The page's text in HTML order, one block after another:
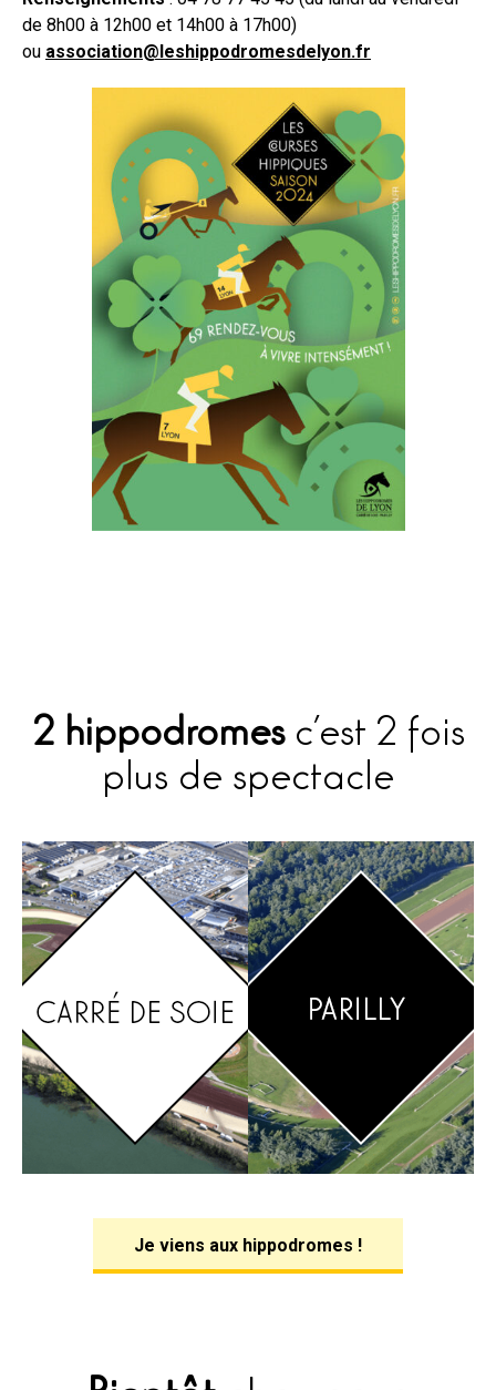
de 8h00 à 12h00 et 14h00 à 17h00)
ou association@leshippodromesdelyon.fr
2 hippodromesc’est 2 fois
plus de spectacle
Je viens aux hippodromes !